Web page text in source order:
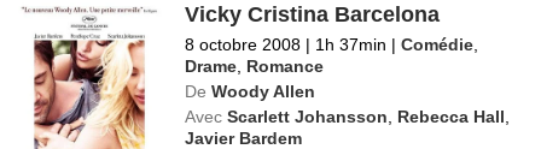
Vicky Cristina Barcelona
8 octobre 2008 | 1h 37min | Comédie
Drame Romance
De Woody Allen
Avec Scarlett Johansson Rebecca Hall
Javier Bardem